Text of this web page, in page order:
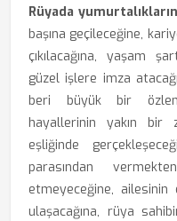
Rüyada
başına geçileceğine,
çıkılacağına, yaşam
güzel işlere imza
beri büyük bir
hayallerinin yakın bir
eşliğinde
parasından
etmeyeceğine,
ulaşacağına, rüya